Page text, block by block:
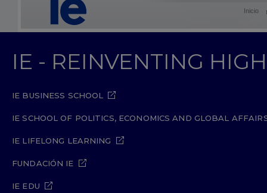
Inicio
IE - REINVENTING
IE BUSINESS SCHOOL
IE SCHOOL OF POLITICS, ECONOMICS AND GLOBAL
IE LIFELONG LEARNING
FUNDACIÓN IE
IE EDU